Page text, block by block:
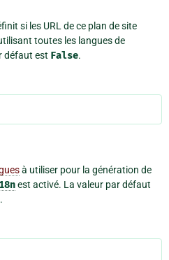
si les URL de ce plan de site
toutes les langues de
défaut est False.
à utiliser pour la génération de
est activé. La valeur par défaut
.